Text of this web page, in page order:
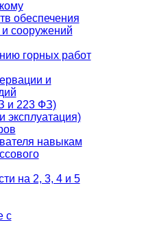
обеспечения
сооружений
горных работ
и
и 223 ФЗ)
навыкам
на 2, 3, 4 и 5
с